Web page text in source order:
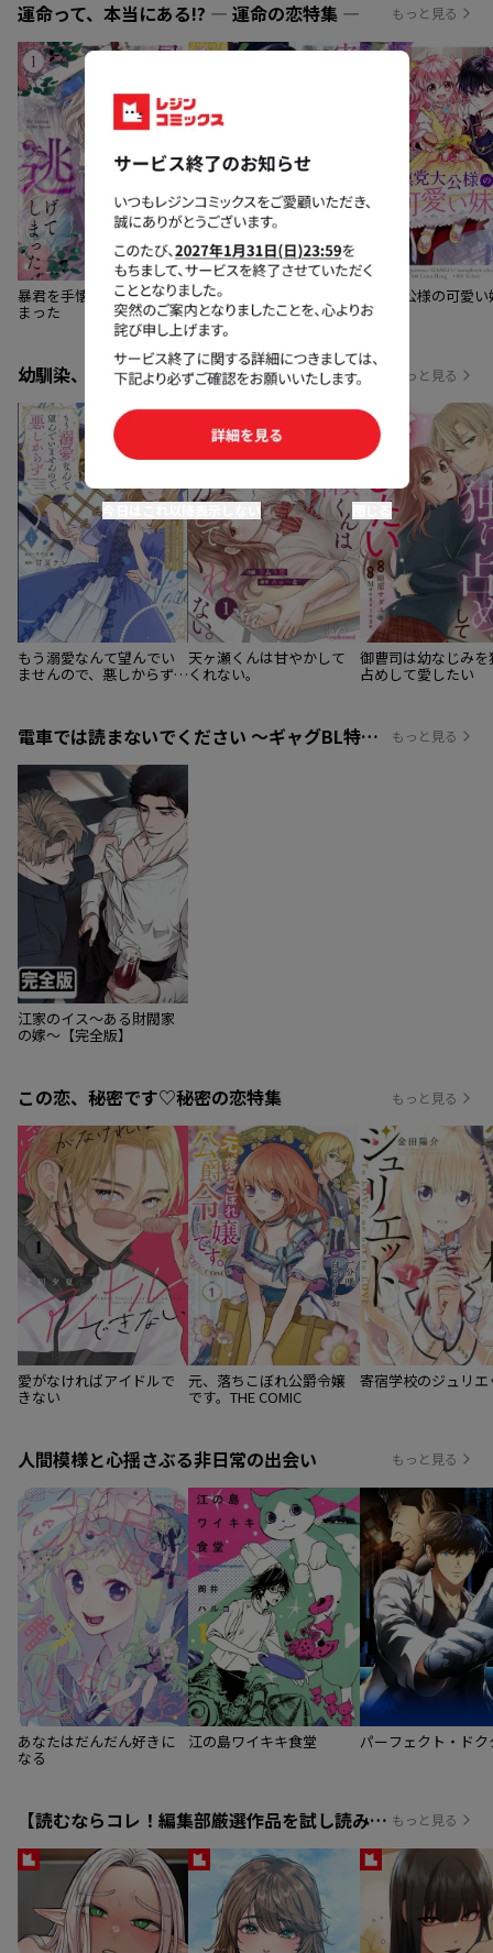
運命って、本当にある!? ― 運命の恋特集 ― もっと見る
暴君を手懐けて逃げてし
まった
実は私が本物だった 悪党大公様の可愛い
幼馴染、近すぎ注意！ ― 幼馴染特集 ― もっと見る
もう溺愛なんて望んでい
ませんので、悪しからず
ります～
天ヶ瀬くんは甘やかして
くれない。
御曹司は幼なじみを
占めして愛したい
電車では読まないでください ～ギャグBL特集 ～ もっと見る
江家のイス～ある財閥家
の嫁～【完全版】
この恋、秘密です♡秘密の恋特集 もっと見る
愛がなければアイドルで
きない
元、落ちこぼれ公爵令嬢
です。THE COMIC
寄宿学校のジュリエ
人間模様と心揺さぶる非日常の出会い もっと見る
あなたはだんだん好きに
なる
江の島ワイキキ食堂 パーフェクト・ドク
【読むならコレ！編集部厳選作品を試し読みで読んでみよう】 もっと見る
今日はこれ以降表示しない